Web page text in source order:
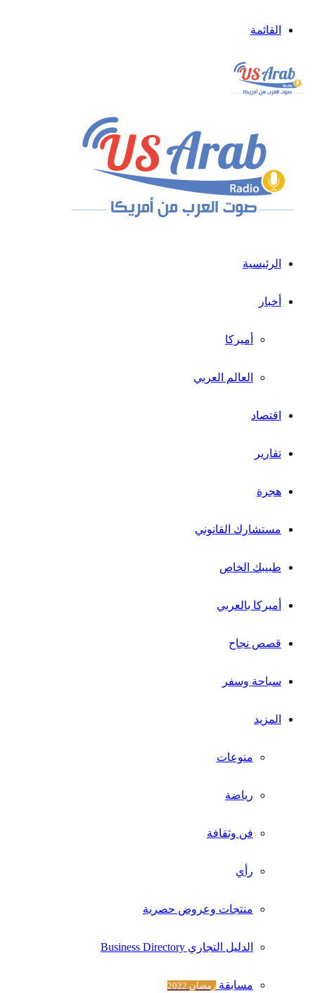
القائمة
الرئيسية
أخبار
أميركا
العالم العربي
اقتصاد
تقارير
هجرة
مستشارك القانوني
طبيبك الخاص
أميركا بالعربي
قصص نجاح
سياحة وسفر
المزيد
منوعات
رياضة
فن وثقافة
رأي
منتجات وعروض حصرية
الدليل التجاري Business Directory
مسابقة رمضان 2022